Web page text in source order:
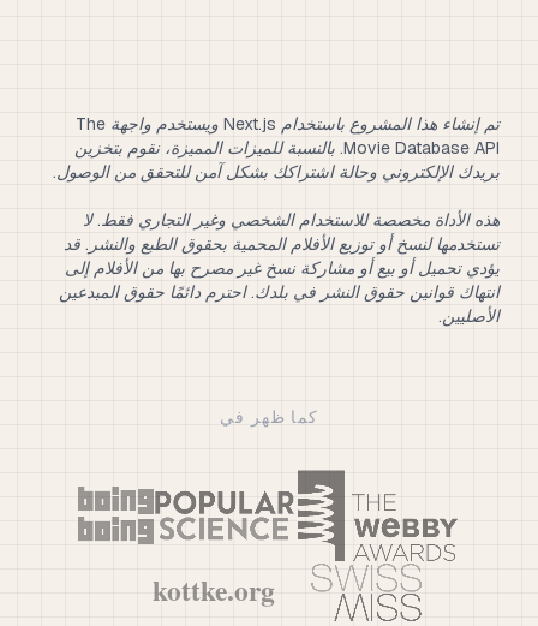
تم إنشاء هذا المشروع باستخدام Next.js ويستخدم واجهة The
Movie Database API. بالنسبة للميزات المميزة، نقوم بتخزين
هذه الأداة مخصصة للاستخدام الشخصي وغير التجاري فقط. لا
تستخدمها لنسخ أو توزيع الأفلام المحمية بحقوق الطبع والنشر. قد
يؤدي تحميل أو بيع أو مشاركة نسخ غير مصرح بها من الأفلام إلى
انتهاك قوانين حقوق النشر في بلدك. احترم دائمًا حقوق المبدعين
الأصليين.
كما ظهر في